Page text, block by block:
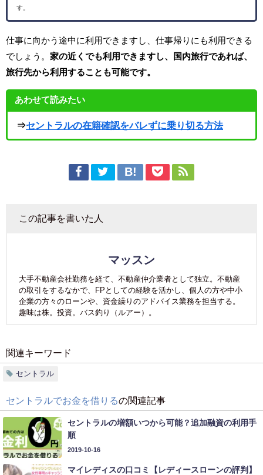
す。
仕事に向かう途中に利用できますし、仕事帰りにも利用できる
でしょう。 家の近くでも利用できますし、国内旅行であれば、
旅行先から利用することも可能です。
あわせて読みたい
⇒セントラルの在籍確認をバレずに乗り切る方法
この記事を書いた人
マッスン
大手不動産会社勤務を経て、不動産仲介業者として独立。不動産
の取引をするなかで、FPとしての経験を活かし、個人の方や中小
企業の方々のローンや、資金繰りのアドバイス業務を担当する。
趣味は株。投資。バス釣り（ルアー）。
関連キーワード
セントラル
セントラルでお金を借りるの関連記事
セントラルの増額いつから可能？追加融資の利用手
順
2019-10-16
マイレディスの口コミ【レディースローンの評判】